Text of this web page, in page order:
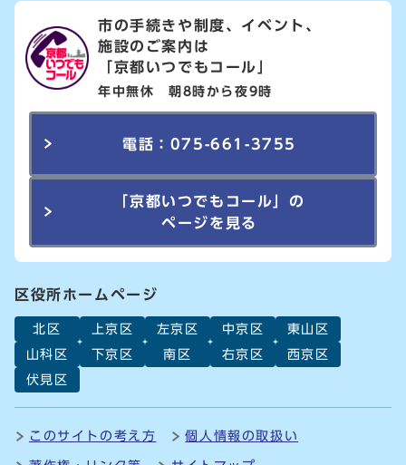
市の手続きや制度、イベント、
施設のご案内は
「京都いつでもコール」
年中無休 朝8時から夜9時
電話：075-661-3755
「京都いつでもコール」の
ページを見る
区役所ホームページ
北区 上京区 左京区 中京区
東山区
山科区
下京区 南区 右京区
西京区
伏見区
このサイトの考え方 個人情報の取扱い